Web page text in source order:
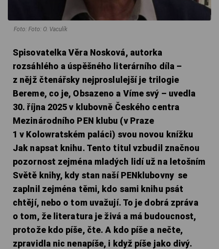
Foto: Foto: O. Vaculík
Spisovatelka Věra Nosková, autorka
rozsáhlého a úspěšného literárního díla –
z nějž čtenářsky nejproslulejší je trilogie
Bereme, co je, Obsazeno a Víme svý – uvedla
30. října 2025 v klubovně Českého centra
Mezinárodního PEN klubu (v Praze
1 v Kolowratském paláci) svou novou knížku
Jak napsat knihu. Tento titul vzbudil značnou
pozornost zejména mladých lidí už na letošním
Světě knihy, kdy stan naší PENklubovny se
zaplnil zejména těmi, kdo sami knihu psát
chtějí, nebo o tom uvažují. To je dobrá zpráva
o tom, že literatura je živá a má budoucnost,
protože kdo píše, čte. A kdo píše a nečte,
zpravidla nic nenapíše, i když píše jako divý.